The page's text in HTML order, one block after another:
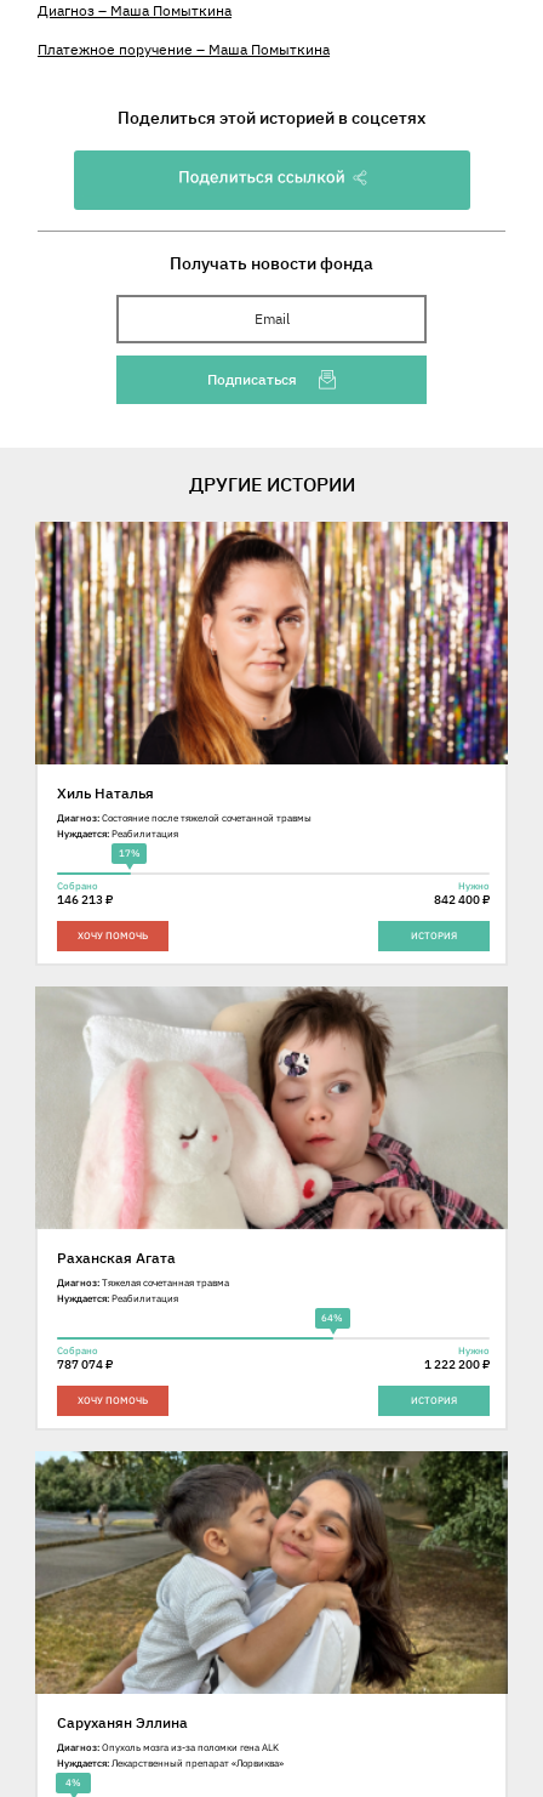
Диагноз – Маша Помыткина
Платежное поручение – Маша Помыткина
Поделиться этой историей в соцсетях
Получать новости фонда
Ваш Email
Подписаться
ДРУГИЕ ИСТОРИИ
Хиль Наталья
Диагноз: Состояние после тяжелой сочетанной травмы
Нуждается: Реабилитация
17%
Собрано
146 213 ₽
Нужно
842 400 ₽
ХОЧУ ПОМОЧЬ ИСТОРИЯ
Раханская Агата
Диагноз: Тяжелая сочетанная травма
Нуждается: Реабилитация
64%
Собрано
787 074 ₽
Нужно
1 222 200 ₽
ХОЧУ ПОМОЧЬ ИСТОРИЯ
Саруханян Эллина
Диагноз: Опухоль мозга из-за поломки гена ALK
Нуждается: Лекарственный препарат «Лорвиква»
4%